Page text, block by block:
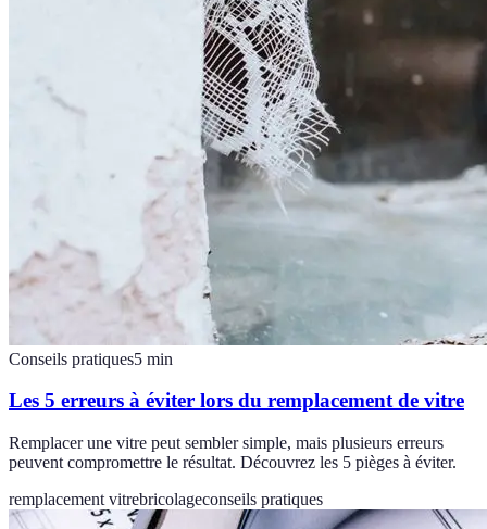
Conseils pratiques5 min
Les 5 erreurs à éviter lors du remplacement de vitre
Remplacer une vitre peut sembler simple, mais plusieurs erreurs
peuvent compromettre le résultat. Découvrez les 5 pièges à éviter.
remplacement vitrebricolageconseils pratiques